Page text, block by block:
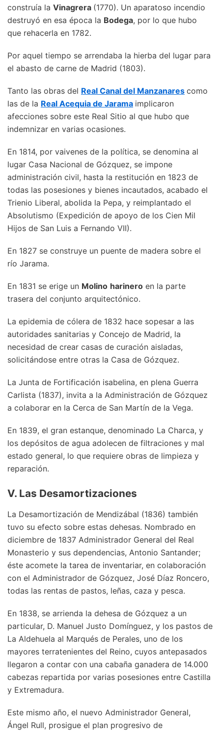
construía la Vinagrera (1770). Un aparatoso incendio
destruyó en esa época la Bodega, por lo que hubo
que rehacerla en 1782.
Por aquel tiempo se arrendaba la hierba del lugar para
el abasto de carne de Madrid (1803).
Tanto las obras del Real Canal del Manzanares como
las de la Real Acequia de Jarama implicaron
afecciones sobre este Real Sitio al que hubo que
indemnizar en varias ocasiones.
En 1814, por vaivenes de la política, se denomina al
lugar Casa Nacional de Gózquez, se impone
administración civil, hasta la restitución en 1823 de
todas las posesiones y bienes incautados, acabado el
Trienio Liberal, abolida la Pepa, y reimplantado el
Absolutismo (Expedición de apoyo de los Cien Mil
Hijos de San Luis a Fernando VII).
En 1827 se construye un puente de madera sobre el
río Jarama.
En 1831 se erige un Molino harinero en la parte
trasera del conjunto arquitectónico.
La epidemia de cólera de 1832 hace sopesar a las
autoridades sanitarias y Concejo de Madrid, la
necesidad de crear casas de curación aisladas,
solicitándose entre otras la Casa de Gózquez.
La Junta de Fortificación isabelina, en plena Guerra
Carlista (1837), invita a la Administración de Gózquez
a colaborar en la Cerca de San Martín de la Vega.
En 1839, el gran estanque, denominado La Charca, y
los depósitos de agua adolecen de filtraciones y mal
estado general, lo que requiere obras de limpieza y
reparación.
V. Las Desamortizaciones
La Desamortización de Mendizábal (1836) también
tuvo su efecto sobre estas dehesas. Nombrado en
diciembre de 1837 Administrador General del Real
Monasterio y sus dependencias, Antonio Santander;
éste acomete la tarea de inventariar, en colaboración
con el Administrador de Gózquez, José Díaz Roncero,
todas las rentas de pastos, leñas, caza y pesca.
En 1838, se arrienda la dehesa de Gózquez a un
particular, D. Manuel Justo Domínguez, y los pastos de
La Aldehuela al Marqués de Perales, uno de los
mayores terratenientes del Reino, cuyos antepasados
llegaron a contar con una cabaña ganadera de 14.000
cabezas repartida por varias posesiones entre Castilla
y Extremadura.
Este mismo año, el nuevo Administrador General,
Ángel Rull, prosigue el plan progresivo de